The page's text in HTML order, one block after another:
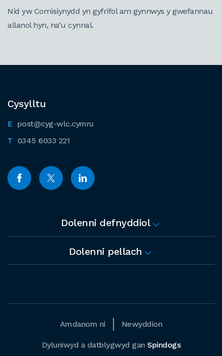
Nid yw Comisiynydd yn gyfrifol am gynnwys y gwefannau
allanol hyn, na’u cynnal.
Cysylltu
post@cyg-wlc.cymru
0345 6033 221
Dolenni defnyddiol
Dolenni pellach
Amdanom ni Newyddion
Dyluniwyd a datblygwyd ganSpindogs